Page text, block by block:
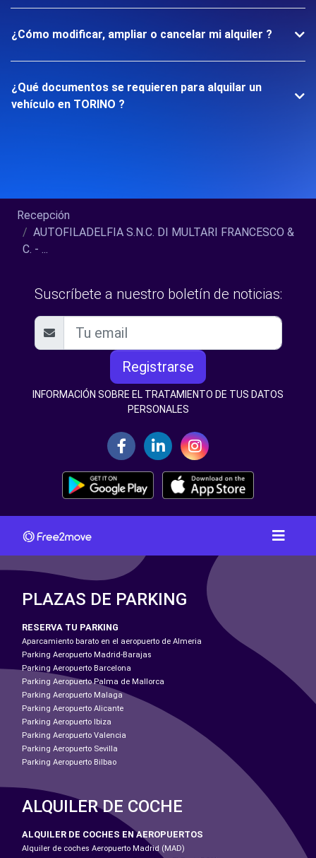
¿Cómo modificar, ampliar o cancelar mi alquiler ?
¿Qué documentos se requieren para alquilar un
vehículo en TORINO ?
Recepción
AUTOFILADELFIA S.N.C. DI MULTARI FRANCESCO &
C. - ...
Suscríbete a nuestro boletín de noticias:
Registrarse
INFORMACIÓN SOBRE EL TRATAMIENTO DE TUS DATOS
PERSONALES
PLAZAS DE PARKING
RESERVA TU PARKING
Aparcamiento barato en el aeropuerto de Almeria
Parking Aeropuerto Madrid-Barajas
Parking Aeropuerto Barcelona
Parking Aeropuerto Palma de Mallorca
Parking Aeropuerto Malaga
Parking Aeropuerto Alicante
Parking Aeropuerto Ibiza
Parking Aeropuerto Valencia
Parking Aeropuerto Sevilla
Parking Aeropuerto Bilbao
ALQUILER DE COCHE
ALQUILER DE COCHES EN AEROPUERTOS
Alquiler de coches Aeropuerto Madrid (MAD)